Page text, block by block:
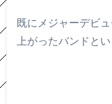
既にメジャーデビ
上がったバンドと